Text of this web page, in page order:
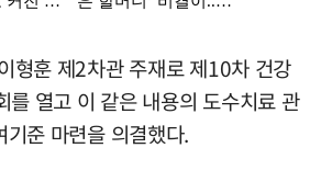
형훈 제2차관 주재로 제10차 건강
를 열고 이 같은 내용의 도수치료 관
준 마련을 의결했다.